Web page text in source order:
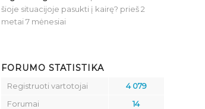
šioje situacijoje pasukti į kairę? prieš 2
metai 7 mėnesiai
FORUMO STATISTIKA
Registruoti vartotojai
4 079
Forumai
14